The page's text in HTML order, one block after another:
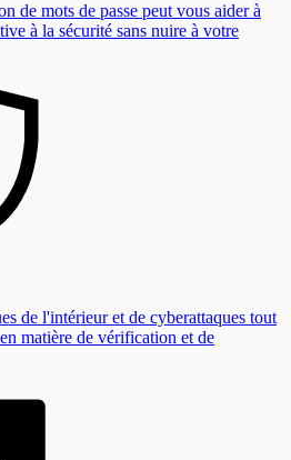
de mots de passe peut vous aider à
à la sécurité sans nuire à votre
de l'intérieur et de cyberattaques tout
matière de vérification et de